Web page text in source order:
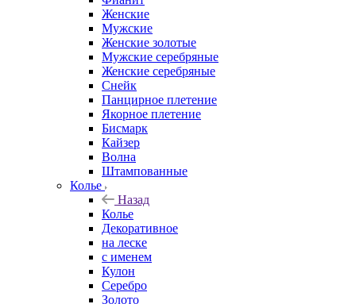
Женские
Мужские
Женские золотые
Мужские серебряные
Женские серебряные
Снейк
Панцирное плетение
Якорное плетение
Бисмарк
Кайзер
Волна
Штампованные
Колье
Назад
Колье
Декоративное
на леске
с именем
Кулон
Серебро
Золото